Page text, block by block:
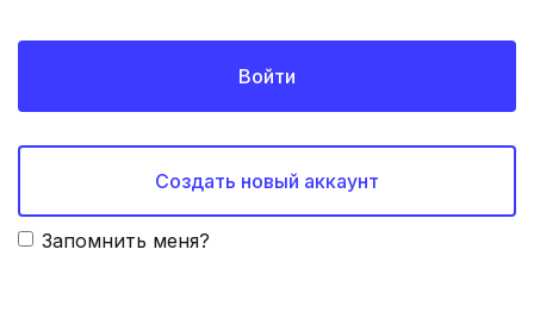
Войти
Создать новый аккаунт
Запомнить меня?